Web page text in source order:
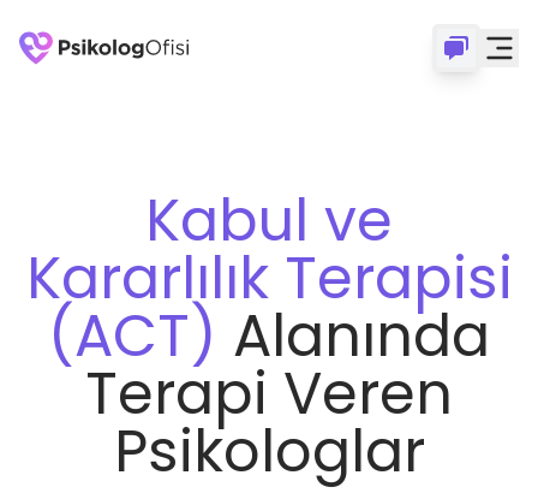
Kabul ve
Kararlılık Terapisi
(ACT) Alanında
Terapi Veren
Psikologlar